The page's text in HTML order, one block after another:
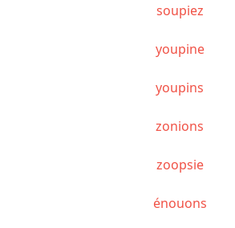
soupiez
youpine
youpins
zonions
zoopsie
énouons